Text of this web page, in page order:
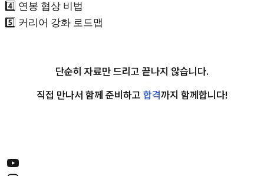
4️⃣ 연봉 협상 비법
5️⃣ 커리어 강화 로드맵
단순히 자료만 드리고 끝나지 않습니다.
직접 만나서 함께 준비하고 합격까지 함께합니다!